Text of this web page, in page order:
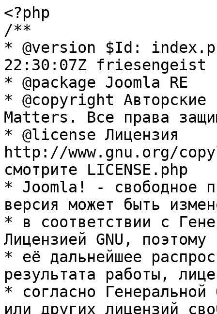
<?php
/**
* @version $Id:
22:30:07Z friesengeist
* @package Joomla RE
* @copyright Авторские
Matters. Все права
* @license Лицензия
http://www.gnu.org/
смотрите LICENSE.php
* Joomla! - свободное
версия может быть
* в соответствии с
Лицензией GNU, поэтому
* её дальнейшее
результата работы,
* согласно Генеральной
или других лицензий